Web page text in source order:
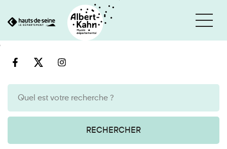
engine
RECHERCHER
Cookies management panel